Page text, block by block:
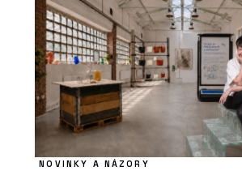
NOVINKY A NÁZORY